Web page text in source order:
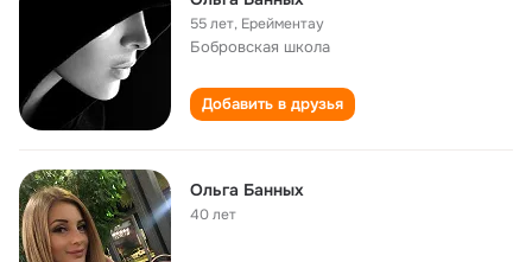
55 лет, Ерейментау
Бобровская школа
Добавить в друзья
Ольга Банных
40 лет